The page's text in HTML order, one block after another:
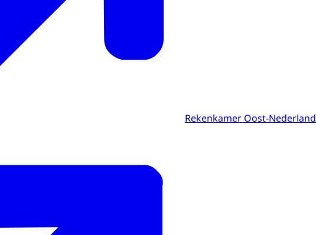
Rekenkamer Oost-Nederland